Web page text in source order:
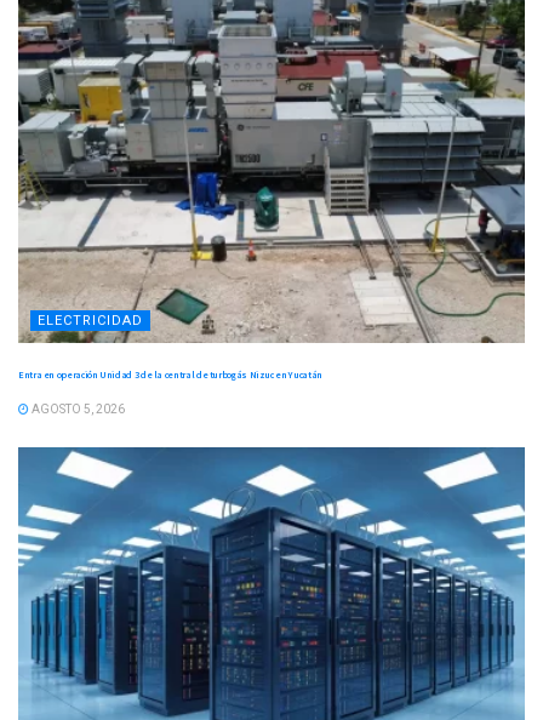
ELECTRICIDAD
Entra en operación Unidad 3 de la central de turbogás Nizuc en Yucatán
AGOSTO 5, 2026